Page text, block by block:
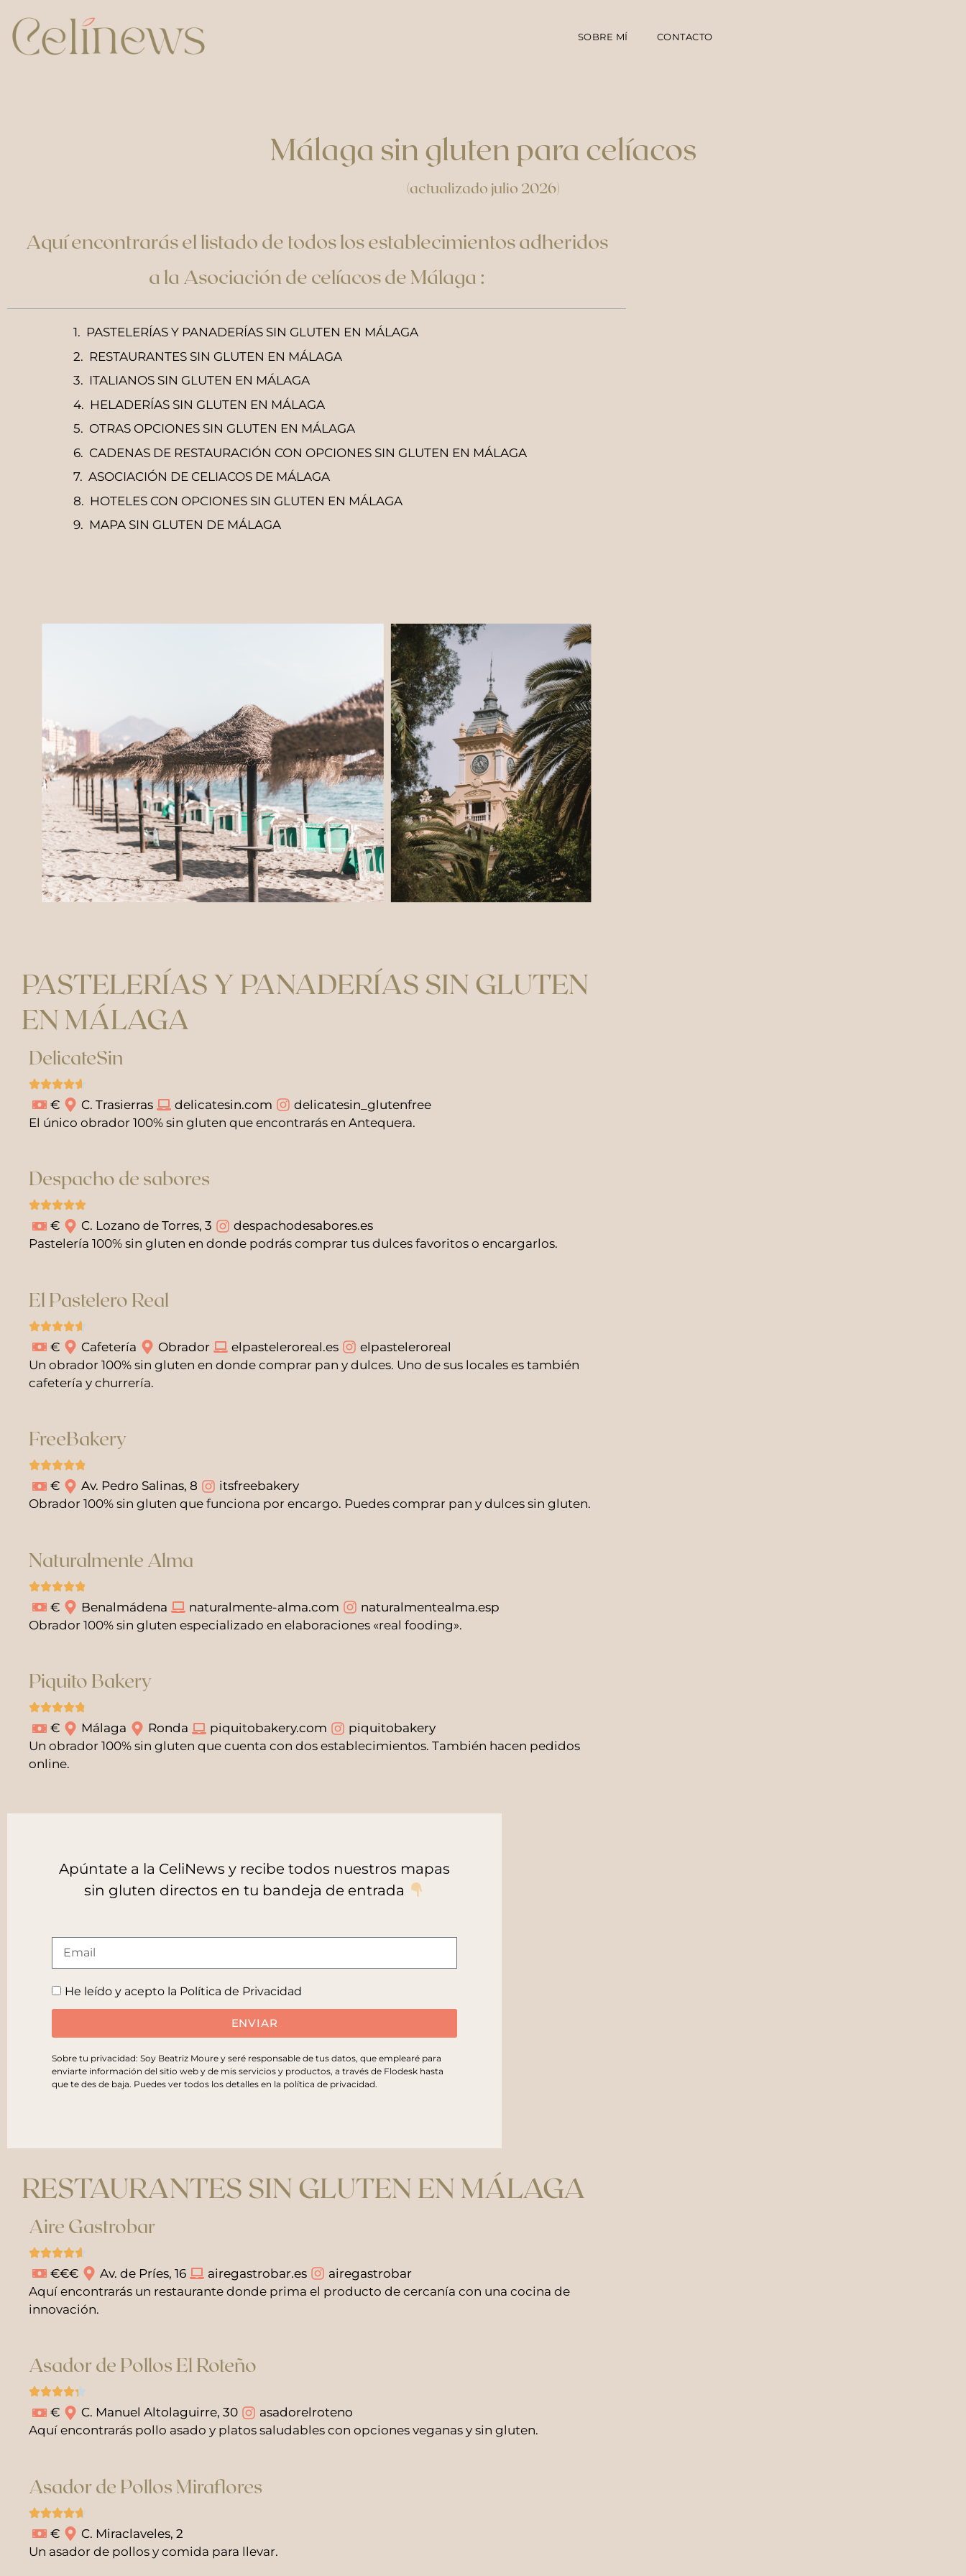
SOBRE MÍ CONTACTO
Málaga sin gluten para celíacos
(actualizado julio 2026)
Aquí encontrarás el listado de todos los establecimientos adheridos
a la Asociación de celíacos de Málaga :
PASTELERÍAS Y PANADERÍAS SIN GLUTEN EN MÁLAGA
RESTAURANTES SIN GLUTEN EN MÁLAGA
ITALIANOS SIN GLUTEN EN MÁLAGA
HELADERÍAS SIN GLUTEN EN MÁLAGA
OTRAS OPCIONES SIN GLUTEN EN MÁLAGA
CADENAS DE RESTAURACIÓN CON OPCIONES SIN GLUTEN EN MÁLAGA
ASOCIACIÓN DE CELIACOS DE MÁLAGA
HOTELES CON OPCIONES SIN GLUTEN EN MÁLAGA
MAPA SIN GLUTEN DE MÁLAGA
PASTELERÍAS Y PANADERÍAS SIN GLUTEN
EN MÁLAGA
DelicateSin
€ C. Trasierras delicatesin.com
delicatesin_glutenfree
El único obrador 100% sin gluten que encontrarás en Antequera.
Despacho de sabores
€ C. Lozano de Torres, 3
despachodesabores.es
Pastelería 100% sin gluten en donde podrás comprar tus dulces favoritos o encargarlos.
El Pastelero Real
€ Cafetería Obrador elpasteleroreal.es
elpasteleroreal
Un obrador 100% sin gluten en donde comprar pan y dulces. Uno de sus locales es también
cafetería y churrería.
FreeBakery
€ Av. Pedro Salinas, 8
itsfreebakery
Obrador 100% sin gluten que funciona por encargo. Puedes comprar pan y dulces sin gluten.
Naturalmente Alma
€ Benalmádena naturalmente-alma.com
naturalmentealma.esp
Obrador 100% sin gluten especializado en elaboraciones «real fooding».
Piquito Bakery
€ Málaga Ronda piquitobakery.com
piquitobakery
Un obrador 100% sin gluten que cuenta con dos establecimientos. También hacen pedidos
online.
Apúntate a la CeliNews y recibe todos nuestros mapas
sin gluten directos en tu bandeja de entrada
He leído y acepto la Política de Privacidad
ENVIAR
Sobre tu privacidad: Soy Beatriz Moure y seré responsable de tus datos, que emplearé para
enviarte información del sitio web y de mis servicios y productos, a través de Flodesk hasta
que te des de baja. Puedes ver todos los detalles en la política de privacidad.
RESTAURANTES SIN GLUTEN EN MÁLAGA
Aire Gastrobar
€€€ Av. de Príes, 16 airegastrobar.es
airegastrobar
Aquí encontrarás un restaurante donde prima el producto de cercanía con una cocina de
innovación.
Asador de Pollos El Roteño
€ C. Manuel Altolaguirre, 30
asadorelroteno
Aquí encontrarás pollo asado y platos saludables con opciones veganas y sin gluten.
Asador de Pollos Miraflores
€
C. Miraclaveles, 2
Un asador de pollos y comida para llevar.